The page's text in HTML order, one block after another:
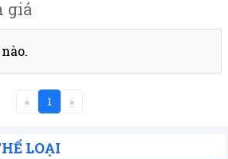
giá
« 1 »
LOẠI